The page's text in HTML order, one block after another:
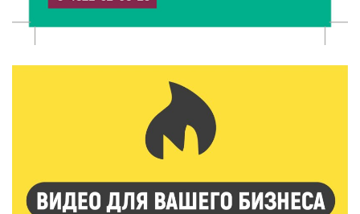
7 Авг 2026 17:02 320
Без прав и лицензий: итоги проверки таксистов в
7 Авг 2026 16:02 516
Сладкая программа в Твери: дегустация мёда и